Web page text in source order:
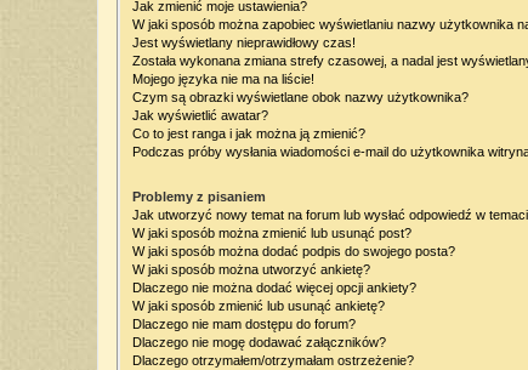
Jak zmienić moje ustawienia?
W jaki sposób można zapobiec wyświetlaniu nazwy użytkownika
Jest wyświetlany nieprawidłowy czas!
Została wykonana zmiana strefy czasowej, a nadal jest
Mojego języka nie ma na liście!
Czym są obrazki wyświetlane obok nazwy użytkownika?
Jak wyświetlić awatar?
Co to jest ranga i jak można ją zmienić?
Podczas próby wysłania wiadomości e-mail do użytkownika
Problemy z pisaniem
Jak utworzyć nowy temat na forum lub wysłać odpowiedź w
W jaki sposób można zmienić lub usunąć post?
W jaki sposób można dodać podpis do swojego posta?
W jaki sposób można utworzyć ankietę?
Dlaczego nie można dodać więcej opcji ankiety?
W jaki sposób zmienić lub usunąć ankietę?
Dlaczego nie mam dostępu do forum?
Dlaczego nie mogę dodawać załączników?
Dlaczego otrzymałem/otrzymałam ostrzeżenie?